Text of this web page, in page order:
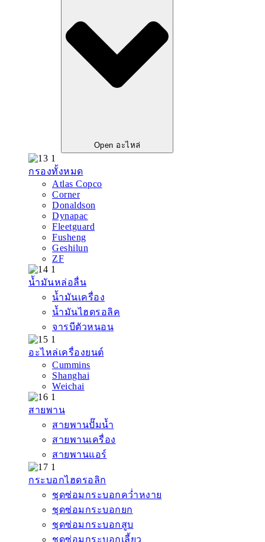
Open อะไหล่
กรองทั้งหมด
Atlas Copco
Corner
Donaldson
Dynapac
Fleetguard
Fusheng
Geshilun
ZF
น้ำมันหล่อลื่น
น้ำมันเครื่อง
น้ำมันไฮดรอลิค
จารบีตัวหนอน
อะไหล่เครื่องยนต์
Cummins
Shanghai
Weichai
สายพาน
สายพานปั๊มน้ำ
สายพานเครื่อง
สายพานแอร์
กระบอกไฮดรอลิก
ชุดซ่อมกระบอกคว่ำหงาย
ชุดซ่อมกระบอกยก
ชุดซ่อมกระบอกสูบ
ชุดซ่อมกระบอกเลี้ยว